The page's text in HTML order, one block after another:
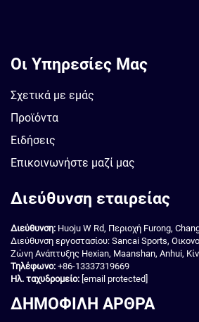
Οι Υπηρεσίες Μας
Σχετικά με εμάς
Προϊόντα
Ειδήσεις
Επικοινωνήστε μαζί μας
Διεύθυνση εταιρείας
Διεύθυνση: Huoju W Rd, Περιοχή Furong,
Διεύθυνση εργοστασίου: Sancai Sports,
Ζώνη Ανάπτυξης Hexian, Maanshan, Anhui,
Τηλέφωνο: +86-13337319669
Ηλ. ταχυδρομείο: [email protected]
ΔΗΜΟΦΙΛΗ ΑΡΘΡΑ